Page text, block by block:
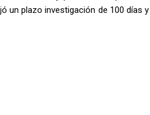
plazo investigación de 100 días